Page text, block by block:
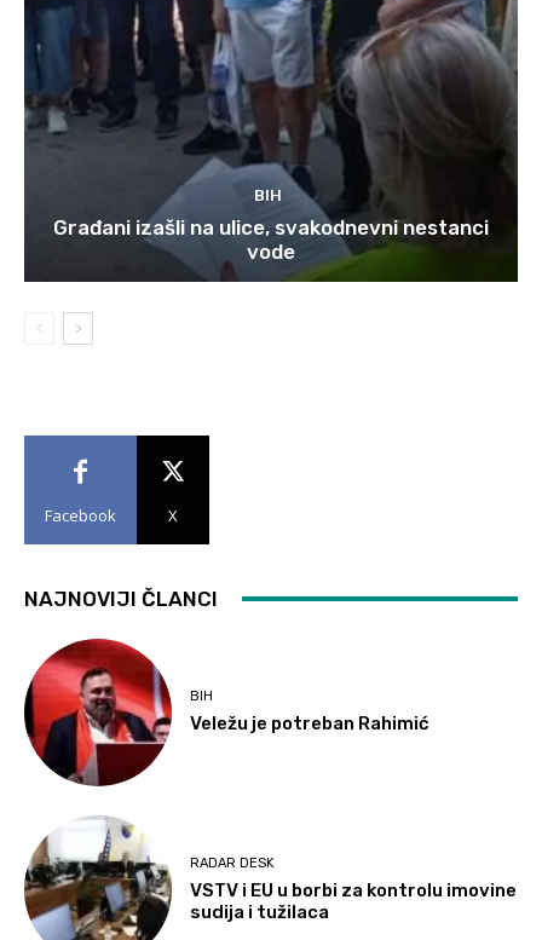
BIH
Građani izašli na ulice, svakodnevni nestanci
vode
Facebook X
NAJNOVIJI ČLANCI
BIH
Veležu je potreban Rahimić
RADAR DESK
VSTV i EU u borbi za kontrolu imovine
sudija i tužilaca